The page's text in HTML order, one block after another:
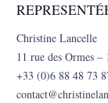
Christine Lancelle
11 rue des Ormes
+33 (0)6 88 48 73